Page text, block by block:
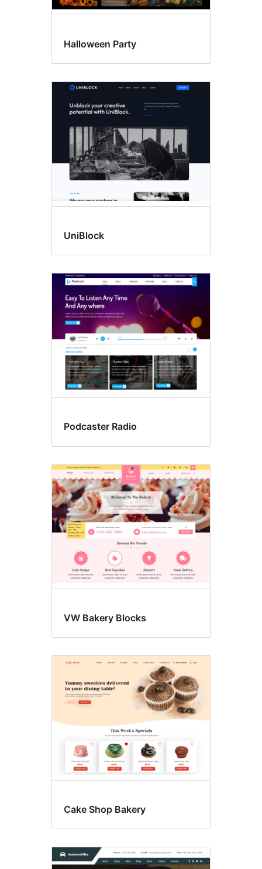
Halloween Party
UniBlock
Podcaster Radio
VW Bakery Blocks
Cake Shop Bakery